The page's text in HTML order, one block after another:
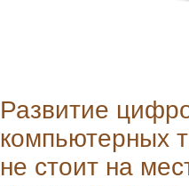
Развитие
компьютерных
не стоит на